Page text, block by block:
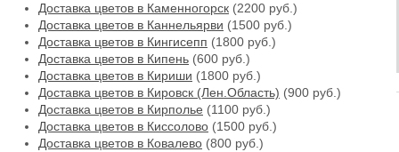
Доставка цветов в Каменногорск (2200 руб.)
Доставка цветов в Каннельярви (1500 руб.)
Доставка цветов в Кингисепп (1800 руб.)
Доставка цветов в Кипень (600 руб.)
Доставка цветов в Кириши (1800 руб.)
Доставка цветов в Кировск (Лен.Область) (900 руб.)
Доставка цветов в Кирполье (1100 руб.)
Доставка цветов в Киссолово (1500 руб.)
Доставка цветов в Ковалево (800 руб.)